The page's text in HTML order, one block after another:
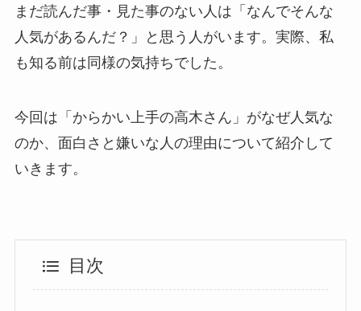
まだ読んだ事・見た事のない人は「なんでそんな
人気があるんだ？」と思う人がいます。実際、私
も知る前は同様の気持ちでした。
今回は「からかい上手の高木さん」がなぜ人気な
のか、面白さと嫌いな人の理由について紹介して
いきます。
目次